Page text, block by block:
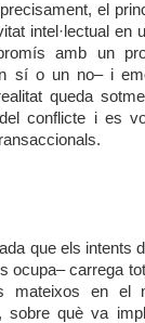
el
intel·lectual
amb un
sí o un no– i
queda
conflicte i es
que els intents
ocupa– carrega
mateixos en el
sobre què va